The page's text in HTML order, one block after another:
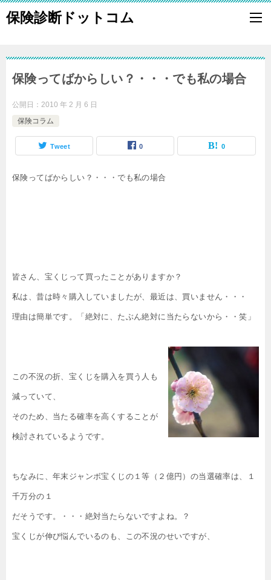
保険診断ドットコム
保険ってばからしい？・・・でも私の場合
公開日： 2010 年 2 月 6 日
保険コラム
Tweet 0 0
保険ってばからしい？・・・でも私の場合
皆さん、宝くじって買ったことがありますか？
私は、昔は時々購入していましたが、最近は、買いません・・・
理由は簡単です。「絶対に、たぶん絶対に当たらないから・・笑」
この不況の折、宝くじを購入を買う人も
減っていて、
そのため、当たる確率を高くすることが
検討されているようです。
ちなみに、年末ジャンボ宝くじの１等（２億円）の当選確率は、１
千万分の１
だそうです。・・・絶対当たらないですよね。？
宝くじが伸び悩んでいるのも、この不況のせいですが、